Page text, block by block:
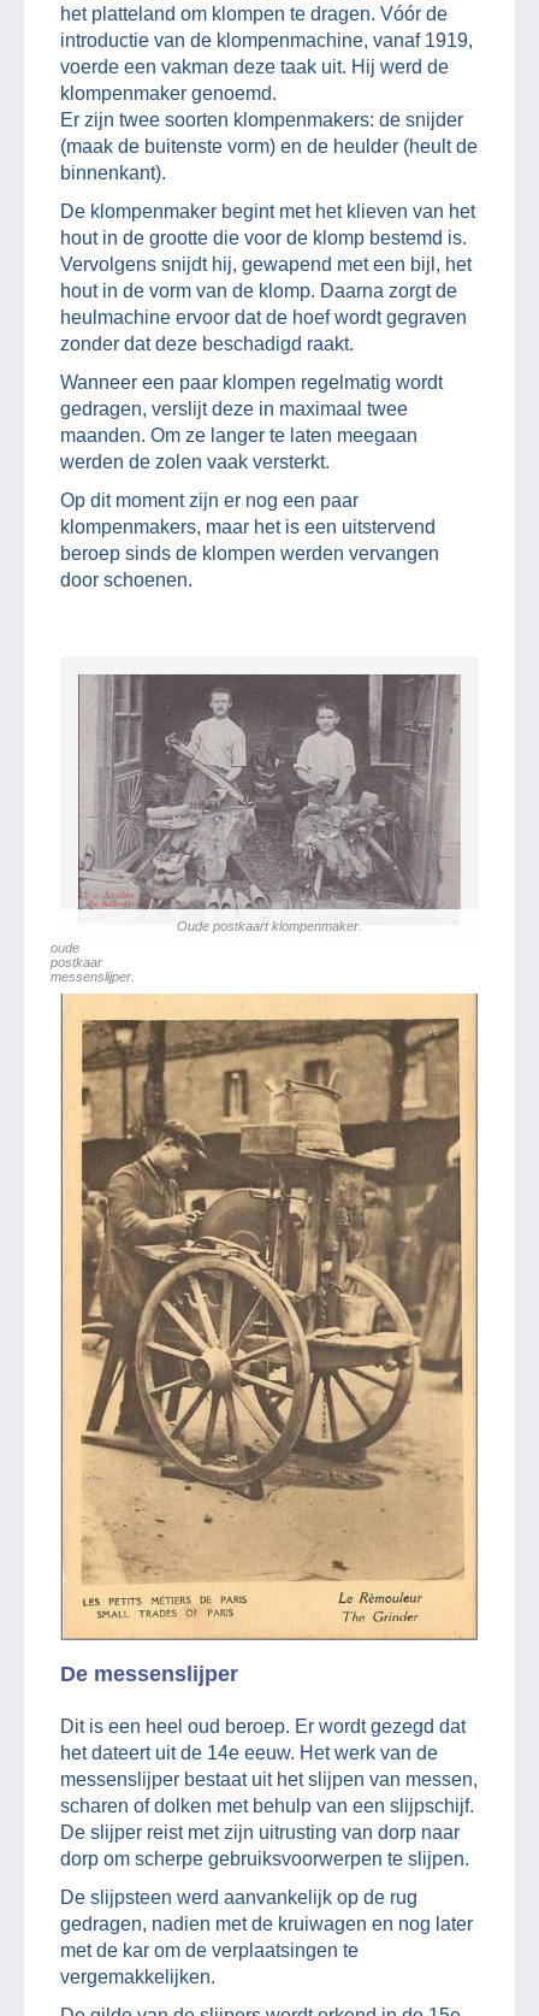
het platteland om klompen te dragen. Vóór de
introductie van de klompenmachine, vanaf 1919,
voerde een vakman deze taak uit. Hij werd de
klompenmaker genoemd.
Er zijn twee soorten klompenmakers: de snijder
(maak de buitenste vorm) en de heulder (heult de
binnenkant).
De klompenmaker begint met het klieven van het
hout in de grootte die voor de klomp bestemd is.
Vervolgens snijdt hij, gewapend met een bijl, het
hout in de vorm van de klomp. Daarna zorgt de
heulmachine ervoor dat de hoef wordt gegraven
zonder dat deze beschadigd raakt.
Wanneer een paar klompen regelmatig wordt
gedragen, verslijt deze in maximaal twee
maanden. Om ze langer te laten meegaan
werden de zolen vaak versterkt.
Op dit moment zijn er nog een paar
klompenmakers, maar het is een uitstervend
beroep sinds de klompen werden vervangen
door schoenen.
Oude postkaart klompenmaker.
oude
postkaar
messenslijper.
De messenslijper
Dit is een heel oud beroep. Er wordt gezegd dat
het dateert uit de 14e eeuw. Het werk van de
messenslijper bestaat uit het slijpen van messen,
scharen of dolken met behulp van een slijpschijf.
De slijper reist met zijn uitrusting van dorp naar
dorp om scherpe gebruiksvoorwerpen te slijpen.
De slijpsteen werd aanvankelijk op de rug
gedragen, nadien met de kruiwagen en nog later
met de kar om de verplaatsingen te
vergemakkelijken.